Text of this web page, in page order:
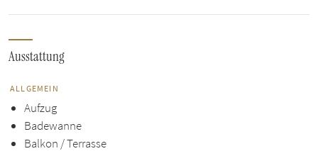
Ausstattung
ALLGEMEIN
Aufzug
Badewanne
Balkon / Terrasse